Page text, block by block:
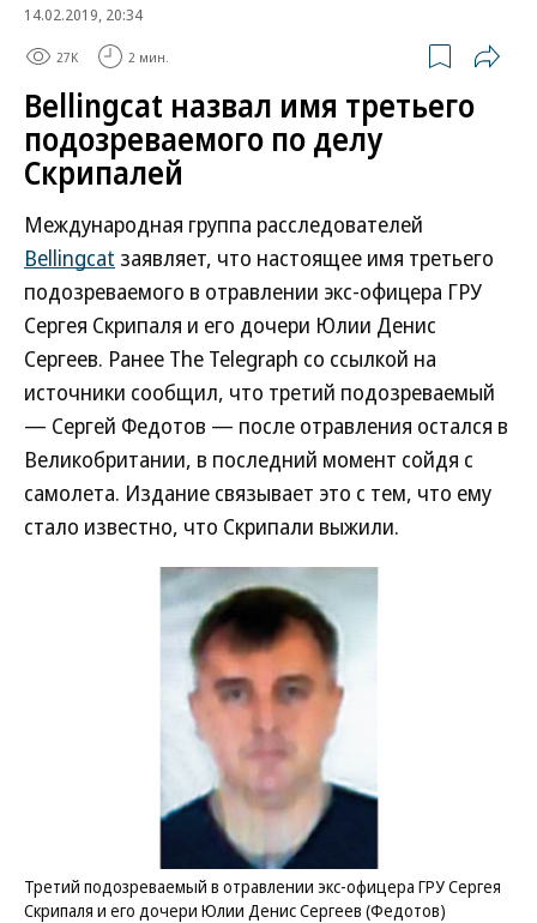
14.02.2019, 20:34
27K 2 мин.
Bellingcat назвал имя третьего
подозреваемого по делу
Скрипалей
Международная группа расследователей
Bellingcat заявляет, что настоящее имя третьего
подозреваемого в отравлении экс-офицера ГРУ
Сергея Скрипаля и его дочери Юлии Денис
Сергеев. Ранее The Telegraph со ссылкой на
источники сообщил, что третий подозреваемый
— Сергей Федотов — после отравления остался в
Великобритании, в последний момент сойдя с
самолета. Издание связывает это с тем, что ему
стало известно, что Скрипали выжили.
Третий подозреваемый в отравлении экс-офицера ГРУ Сергея
Скрипаля и его дочери Юлии Денис Сергеев (Федотов)